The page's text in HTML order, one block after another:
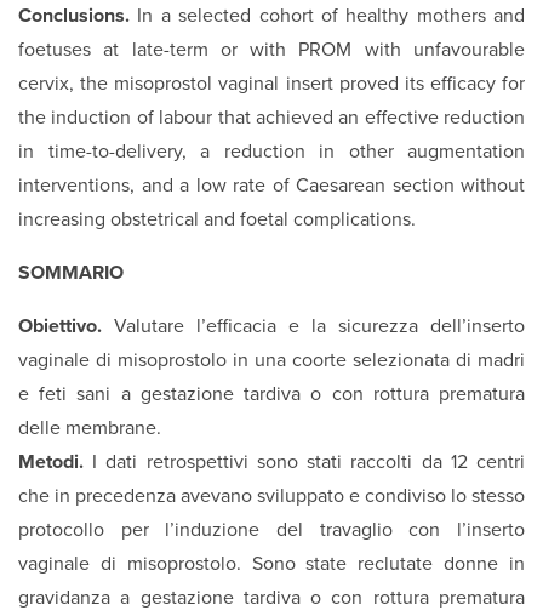
Conclusions. In a selected cohort of healthy mothers and
foetuses at late-term or with PROM with unfavourable
cervix, the misoprostol vaginal insert proved its efficacy for
the induction of labour that achieved an effective reduction
in time-to-delivery, a reduction in other augmentation
interventions, and a low rate of Caesarean section without
increasing obstetrical and foetal complications.
SOMMARIO
Obiettivo. Valutare l’efficacia e la sicurezza dell’inserto
vaginale di misoprostolo in una coorte selezionata di madri
e feti sani a gestazione tardiva o con rottura prematura
delle membrane.
Metodi. I dati retrospettivi sono stati raccolti da 12 centri
che in precedenza avevano sviluppato e condiviso lo stesso
protocollo per l’induzione del travaglio con l’inserto
vaginale di misoprostolo. Sono state reclutate donne in
gravidanza a gestazione tardiva o con rottura prematura